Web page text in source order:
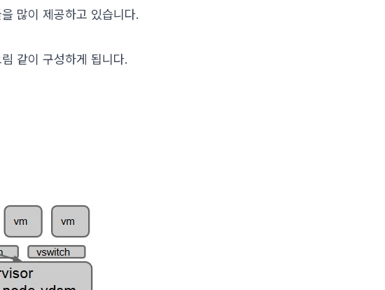
많이 제공하고 있습니다.
같이 구성하게 됩니다.